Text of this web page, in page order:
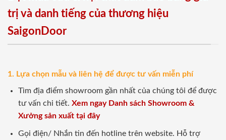
trị và danh tiếng của thương hiệu
SaigonDoor
1. Lựa chọn mẫu và liên hệ để được tư vấn miễn phí
Tìm địa điểm showroom gần nhất của chúng tôi để được
tư vấn chi tiết. Xem ngay Danh sách Showroom &
Xưởng sản xuất tại đây
Gọi điện/ Nhắn tin đến hotline trên website. Hỗ trợ